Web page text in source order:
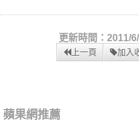
更新時間：2011/
上一頁 加入
蘋果網推薦